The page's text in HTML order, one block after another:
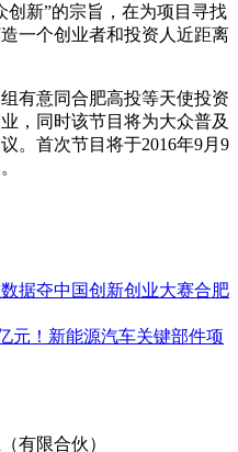
创新”的宗旨，在为项目寻找
一个创业者和投资人近距离
有意同合肥高投等天使投资
，同时该节目将为大众普及
。首次节目将于2016年9月9
据夺中国创新创业大赛合肥
元！新能源汽车关键部件项
有限合伙）